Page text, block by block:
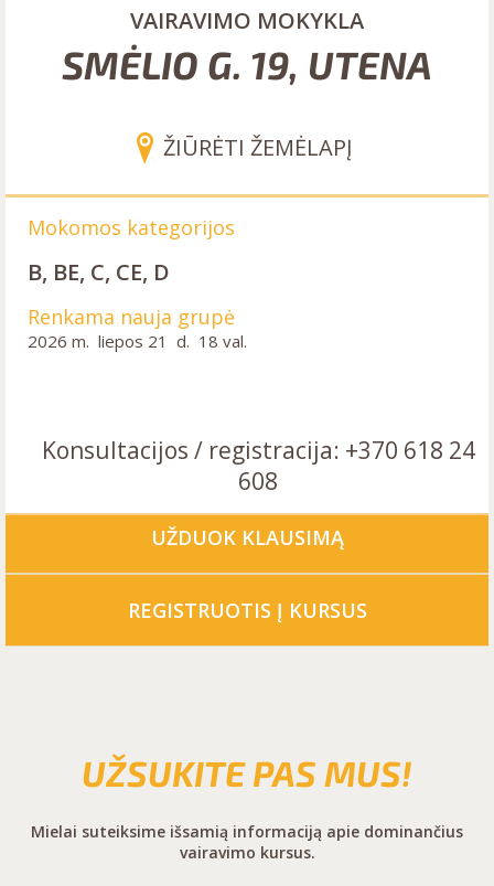
VAIRAVIMO MOKYKLA
SMĖLIO G. 19, UTENA
ŽIŪRĖTI ŽEMĖLAPĮ
Mokomos kategorijos
B, BE, C, CE, D
Renkama nauja grupė
2026 m. liepos 21 d. 18 val.
Konsultacijos / registracija: +370 618 24
608
UŽDUOK KLAUSIMĄ
REGISTRUOTIS Į KURSUS
UŽSUKITE PAS MUS!
Mielai suteiksime išsamią informaciją apie dominančius
vairavimo kursus.